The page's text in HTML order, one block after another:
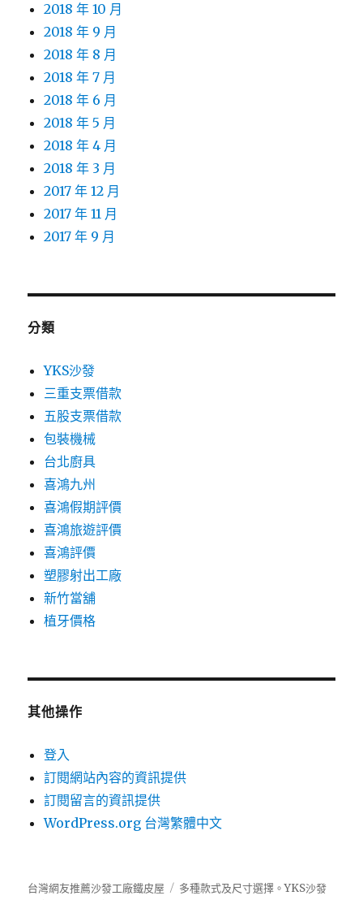
2018 年 10 月
2018 年 9 月
2018 年 8 月
2018 年 7 月
2018 年 6 月
2018 年 5 月
2018 年 4 月
2018 年 3 月
2017 年 12 月
2017 年 11 月
2017 年 9 月
分類
YKS沙發
三重支票借款
五股支票借款
包裝機械
台北廚具
喜鴻九州
喜鴻假期評價
喜鴻旅遊評價
喜鴻評價
塑膠射出工廠
新竹當舖
植牙價格
其他操作
登入
訂閱網站內容的資訊提供
訂閱留言的資訊提供
WordPress.org 台灣繁體中文
台灣網友推薦沙發工廠鐵皮屋 多種款式及尺寸選擇。YKS沙發